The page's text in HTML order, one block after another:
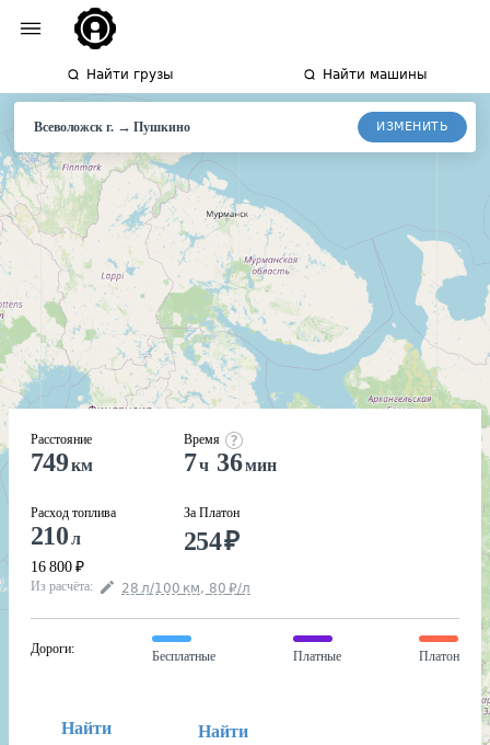
Найти грузы Найти машины
Всеволожск г.→Пушкино ИЗМЕНИТЬ
Расстояние
749км
Расход топлива
210л
16 800 ₽
Время
7ч 36мин
За Платон
254₽
Из расчёта: 28 л/100 км, 80 ₽/л
Дороги:
Бесплатные Платные Платон
Найти Найти